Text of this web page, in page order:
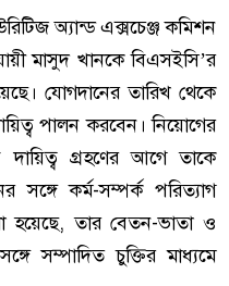
অ্যান্ড এক্সচেঞ্জ কমিশন
মাসুদ খানকে বিএসইসি’র
যোগদানের তারিখ থেকে
পালন করবেন। নিয়োগের
দায়িত্ব গ্রহণের আগে তাকে
সঙ্গে কর্ম-সম্পর্ক পরিত্যাগ
হয়েছে, তার বেতন-ভাতা ও
সম্পাদিত চুক্তির মাধ্যমে